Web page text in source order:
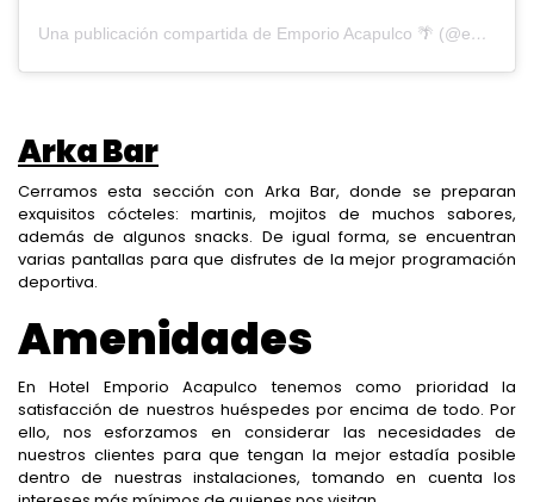
Una publicación compartida de Emporio Acapulco 🌴 (@emporioacapulco)
Arka Bar
Cerramos esta sección con Arka Bar, donde se preparan
exquisitos cócteles: martinis, mojitos de muchos sabores,
además de algunos snacks. De igual forma, se encuentran
varias pantallas para que disfrutes de la mejor programación
deportiva.
Amenidades
En Hotel Emporio Acapulco tenemos como prioridad la
satisfacción de nuestros huéspedes por encima de todo. Por
ello, nos esforzamos en considerar las necesidades de
nuestros clientes para que tengan la mejor estadía posible
dentro de nuestras instalaciones, tomando en cuenta los